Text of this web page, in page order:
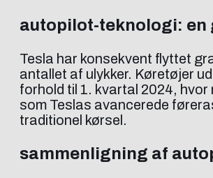
autopilot-teknologi: en
Tesla har konsekvent flyttet
antallet af ulykker. Køretøjer
forhold til 1. kvartal 2024,
som Teslas avancerede
traditionel kørsel.
sammenligning af